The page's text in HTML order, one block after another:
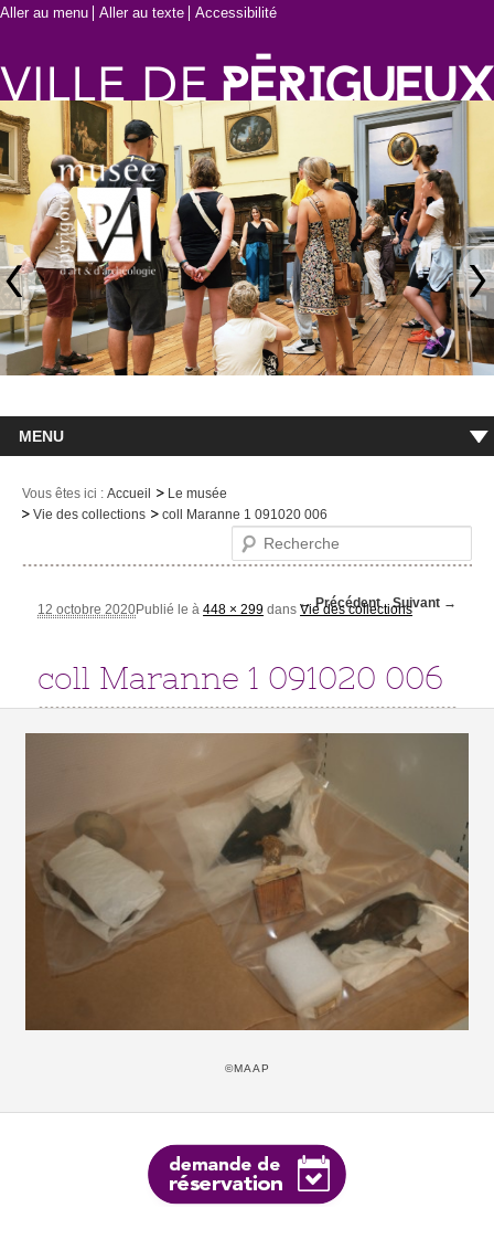
Aller au menu Aller au texte Accessibilité
MENU
Le musée
Visites et activités
Evénements et expositions
Vous êtes ici : Accueil
Le musée
Vie des collections
coll Maranne 1 091020 006
Recherche
Navigation des
← Précédent Suivant →
coll Maranne 1 091020 006
Publié le
12 octobre 2020 à448 × 299 dansVie des collections
©MAAP